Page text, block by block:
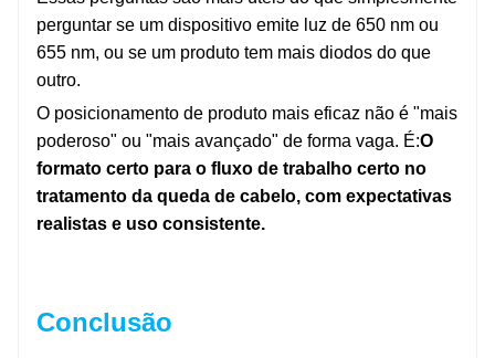
perguntar se um dispositivo emite luz de 650 nm ou
655 nm, ou se um produto tem mais diodos do que
outro.
O posicionamento de produto mais eficaz não é "mais
poderoso" ou "mais avançado" de forma vaga. É:O
formato certo para o fluxo de trabalho certo no
tratamento da queda de cabelo, com expectativas
realistas e uso consistente.
Conclusão